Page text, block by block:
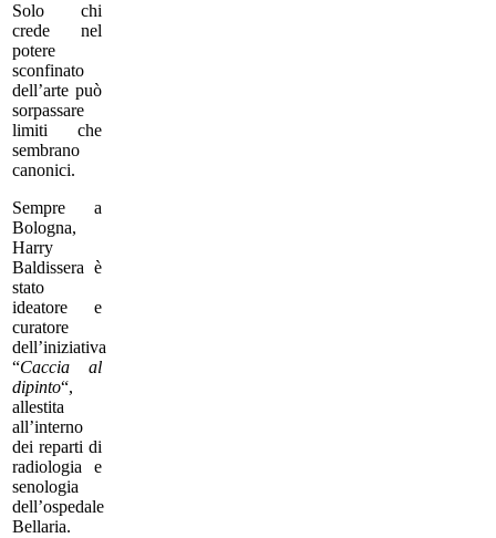
Solo chi
crede nel
potere
sconfinato
dell’arte può
sorpassare
limiti che
sembrano
canonici.
Sempre a
Bologna,
Harry
Baldissera è
stato
ideatore e
curatore
dell’iniziativa
“Caccia al
dipinto“,
allestita
all’interno
dei reparti di
radiologia e
senologia
dell’ospedale
Bellaria.